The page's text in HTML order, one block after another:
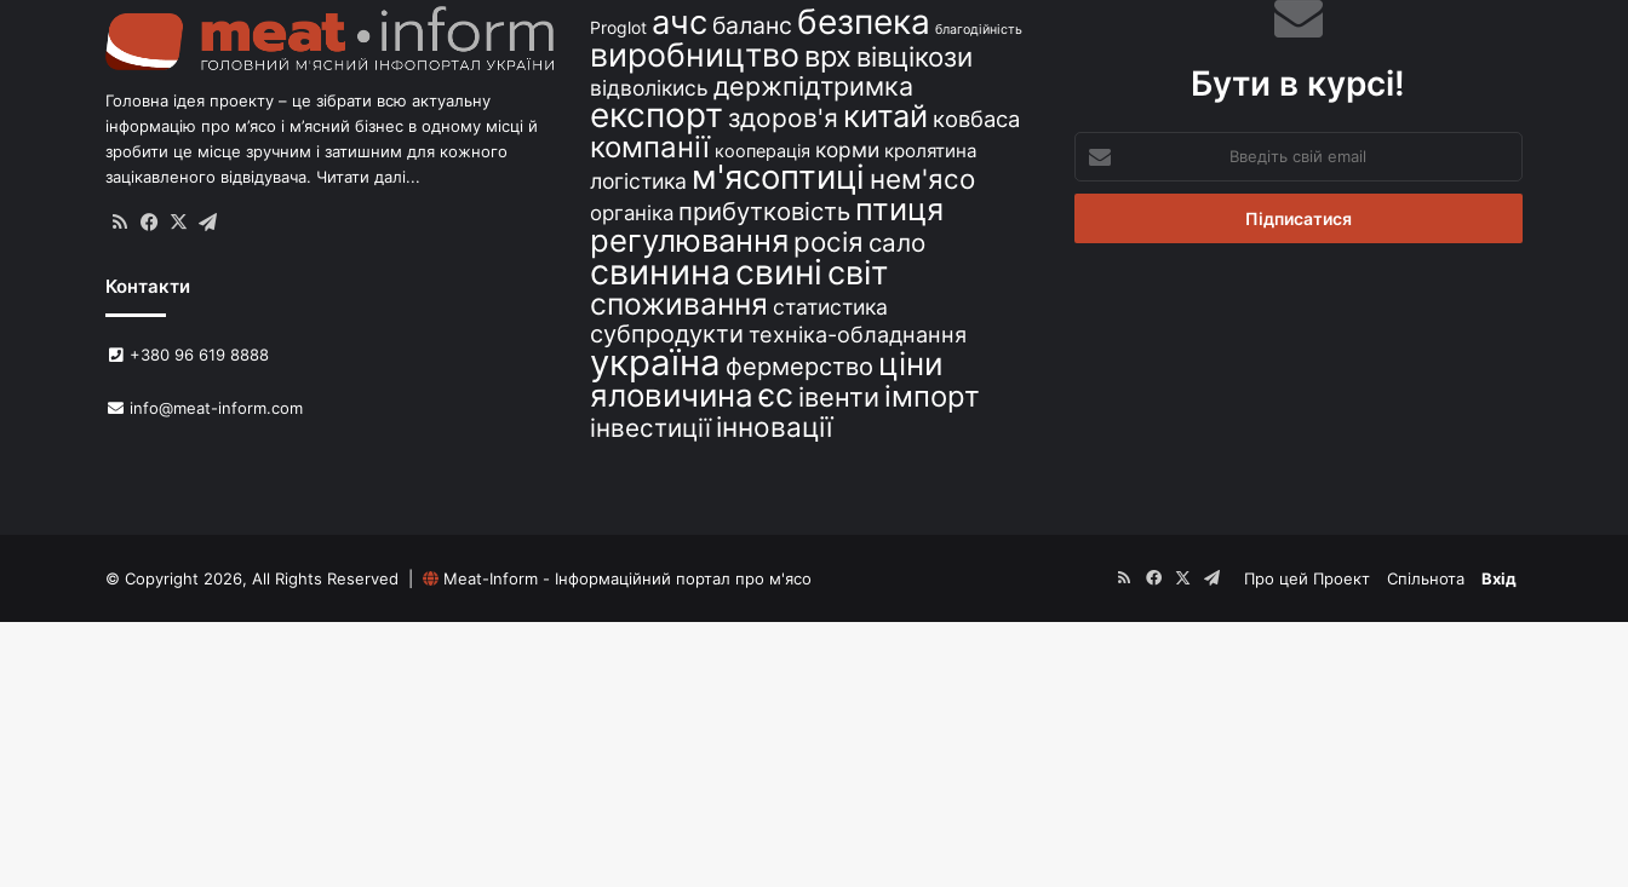
Головна ідея проекту – це зібрати всю актуальну
інформацію про м’ясо і м’ясний бізнес в одному місці й
зробити це місце зручним і затишним для кожного
зацікавленого відвідувача. Читати далі...
RSS Facebook
X
Контакти
+380 96 619 8888
info@meat-inform.com
Proglot ачс баланс безпека благодійність
виробництво врх вівцікози
відволікись держпідтримка
експорт здоров'я китай ковбаса
компанії кооперація корми кролятина
логістика м'ясоптиці нем'ясо
органіка прибутковість птиця
регулювання росія сало
свинина свині світ
споживання статистика
субпродукти техніка-обладнання
україна фермерство ціни
яловичинаєс івенти імпорт
інвестиції інновації
Бути в курсі!
Введіть
свій
email
© Copyright 2026, All Rights Reserved | Meat-Inform - Інформаційний портал про м'ясо Про цей Проект Спільнота Вхід
RSSFacebookTelegram